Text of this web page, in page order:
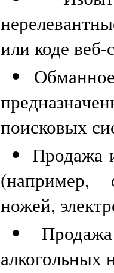
или коде веб-
поисковых
Продажа
(например,
ножей,
алкогольных